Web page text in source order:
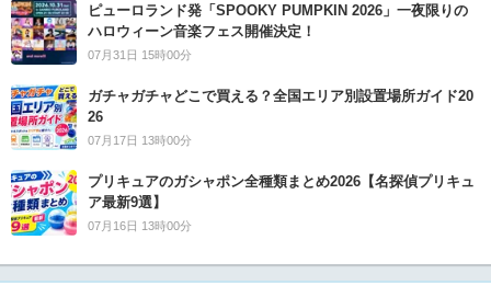
ピューロランド発「SPOOKY PUMPKIN 2026」一夜限りの
ハロウィーン音楽フェス開催決定！
07月31日 15時00分
ガチャガチャどこで買える？全国エリア別設置場所ガイド20
26
07月17日 13時00分
プリキュアのガシャポン全種類まとめ2026【名探偵プリキュ
ア最新9選】
07月16日 13時00分